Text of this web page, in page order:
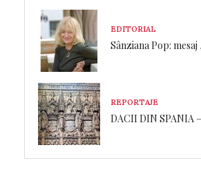
EDITORIAL
Sânziana Pop: mesaj
REPORTAJE
DACII DIN SPANIA